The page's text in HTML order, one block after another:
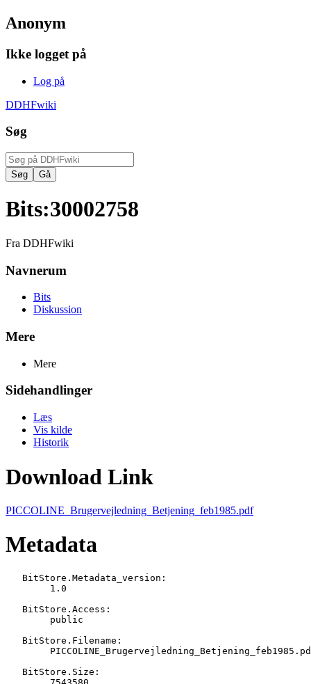
Anonym
Ikke logget på
Log på
DDHFwiki
Søg
Bits:30002758
Fra DDHFwiki
Navnerum
Bits
Diskussion
Mere
Mere
Sidehandlinger
Læs
Vis kilde
Historik
Download Link
PICCOLINE_Brugervejledning_Betjening_feb1985.pdf
Metadata
   BitStore.Metadata_version:
   BitStore.Access:
   BitStore.Filename:
   BitStore.Size: